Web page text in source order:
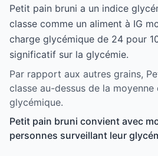
Petit pain bruni a un indice
classe comme un aliment à IG
charge glycémique de 24 pour
significatif sur la glycémie.
Par rapport aux autres grains,
classe au-dessus de la
glycémique.
Petit pain bruni convient avec
personnes surveillant leur